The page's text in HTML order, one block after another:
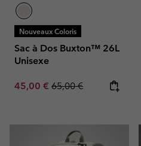
Nouveaux Coloris
Sac à Dos Buxton™ 26L
Unisexe
Sale price:
45,00 € Regular price:
65,00 €